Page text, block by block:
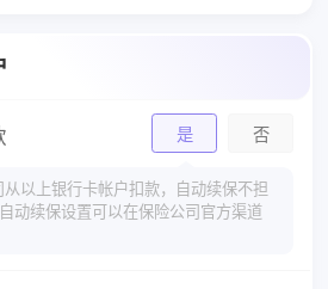
是 否
以上银行卡帐户扣款，自动续保不担
动续保设置可以在保险公司官方渠道